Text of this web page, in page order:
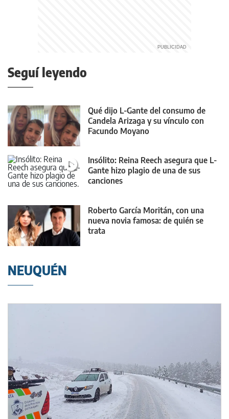
Seguí leyendo
Qué dijo L-Gante del consumo de
Candela Arizaga y su vínculo con
Facundo Moyano
Insólito: Reina Reech asegura que L-
Gante hizo plagio de una de sus
canciones
Roberto García Moritán, con una
nueva novia famosa: de quién se
trata
NEUQUÉN